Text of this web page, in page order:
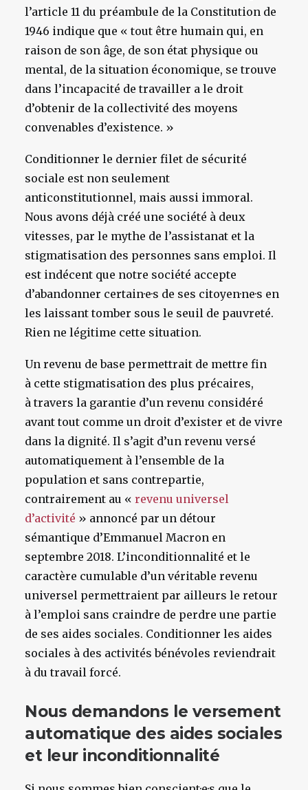
l’article 11 du préambule de la Constitution de
1946 indique que « tout être humain qui, en
raison de son âge, de son état physique ou
mental, de la situation économique, se trouve
dans l’incapacité de travailler a le droit
d’obtenir de la collectivité des moyens
convenables d’existence. »
Conditionner le dernier filet de sécurité
sociale est non seulement
anticonstitutionnel, mais aussi immoral.
Nous avons déjà créé une société à deux
vitesses, par le mythe de l’assistanat et la
stigmatisation des personnes sans emploi. Il
est indécent que notre société accepte
d’abandonner certain·e·s de ses citoyen·ne·s en
les laissant tomber sous le seuil de pauvreté.
Rien ne légitime cette situation.
Un revenu de base permettrait de mettre fin
à cette stigmatisation des plus précaires,
à travers la garantie d’un revenu considéré
avant tout comme un droit d’exister et de vivre
dans la dignité. Il s’agit d’un revenu versé
automatiquement à l’ensemble de la
population et sans contrepartie,
contrairement au « revenu universel
d’activité » annoncé par un détour
sémantique d’Emmanuel Macron en
septembre 2018. L’inconditionnalité et le
caractère cumulable d’un véritable revenu
universel permettraient par ailleurs le retour
à l’emploi sans craindre de perdre une partie
de ses aides sociales. Conditionner les aides
sociales à des activités bénévoles reviendrait
à du travail forcé.
Nous demandons le versement
automatique des aides sociales
et leur inconditionnalité